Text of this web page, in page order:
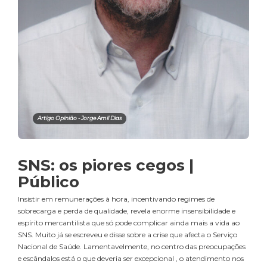
Artigo Opinião - Jorge Amil Dias
SNS: os piores cegos |
Público
Insistir em remunerações à hora, incentivando regimes de
sobrecarga e perda de qualidade, revela enorme insensibilidade e
espírito mercantilista que só pode complicar ainda mais a vida ao
SNS. Muito já se escreveu e disse sobre a crise que afecta o Serviço
Nacional de Saúde. Lamentavelmente, no centro das preocupações
e escândalos está o que deveria ser excepcional , o atendimento nos